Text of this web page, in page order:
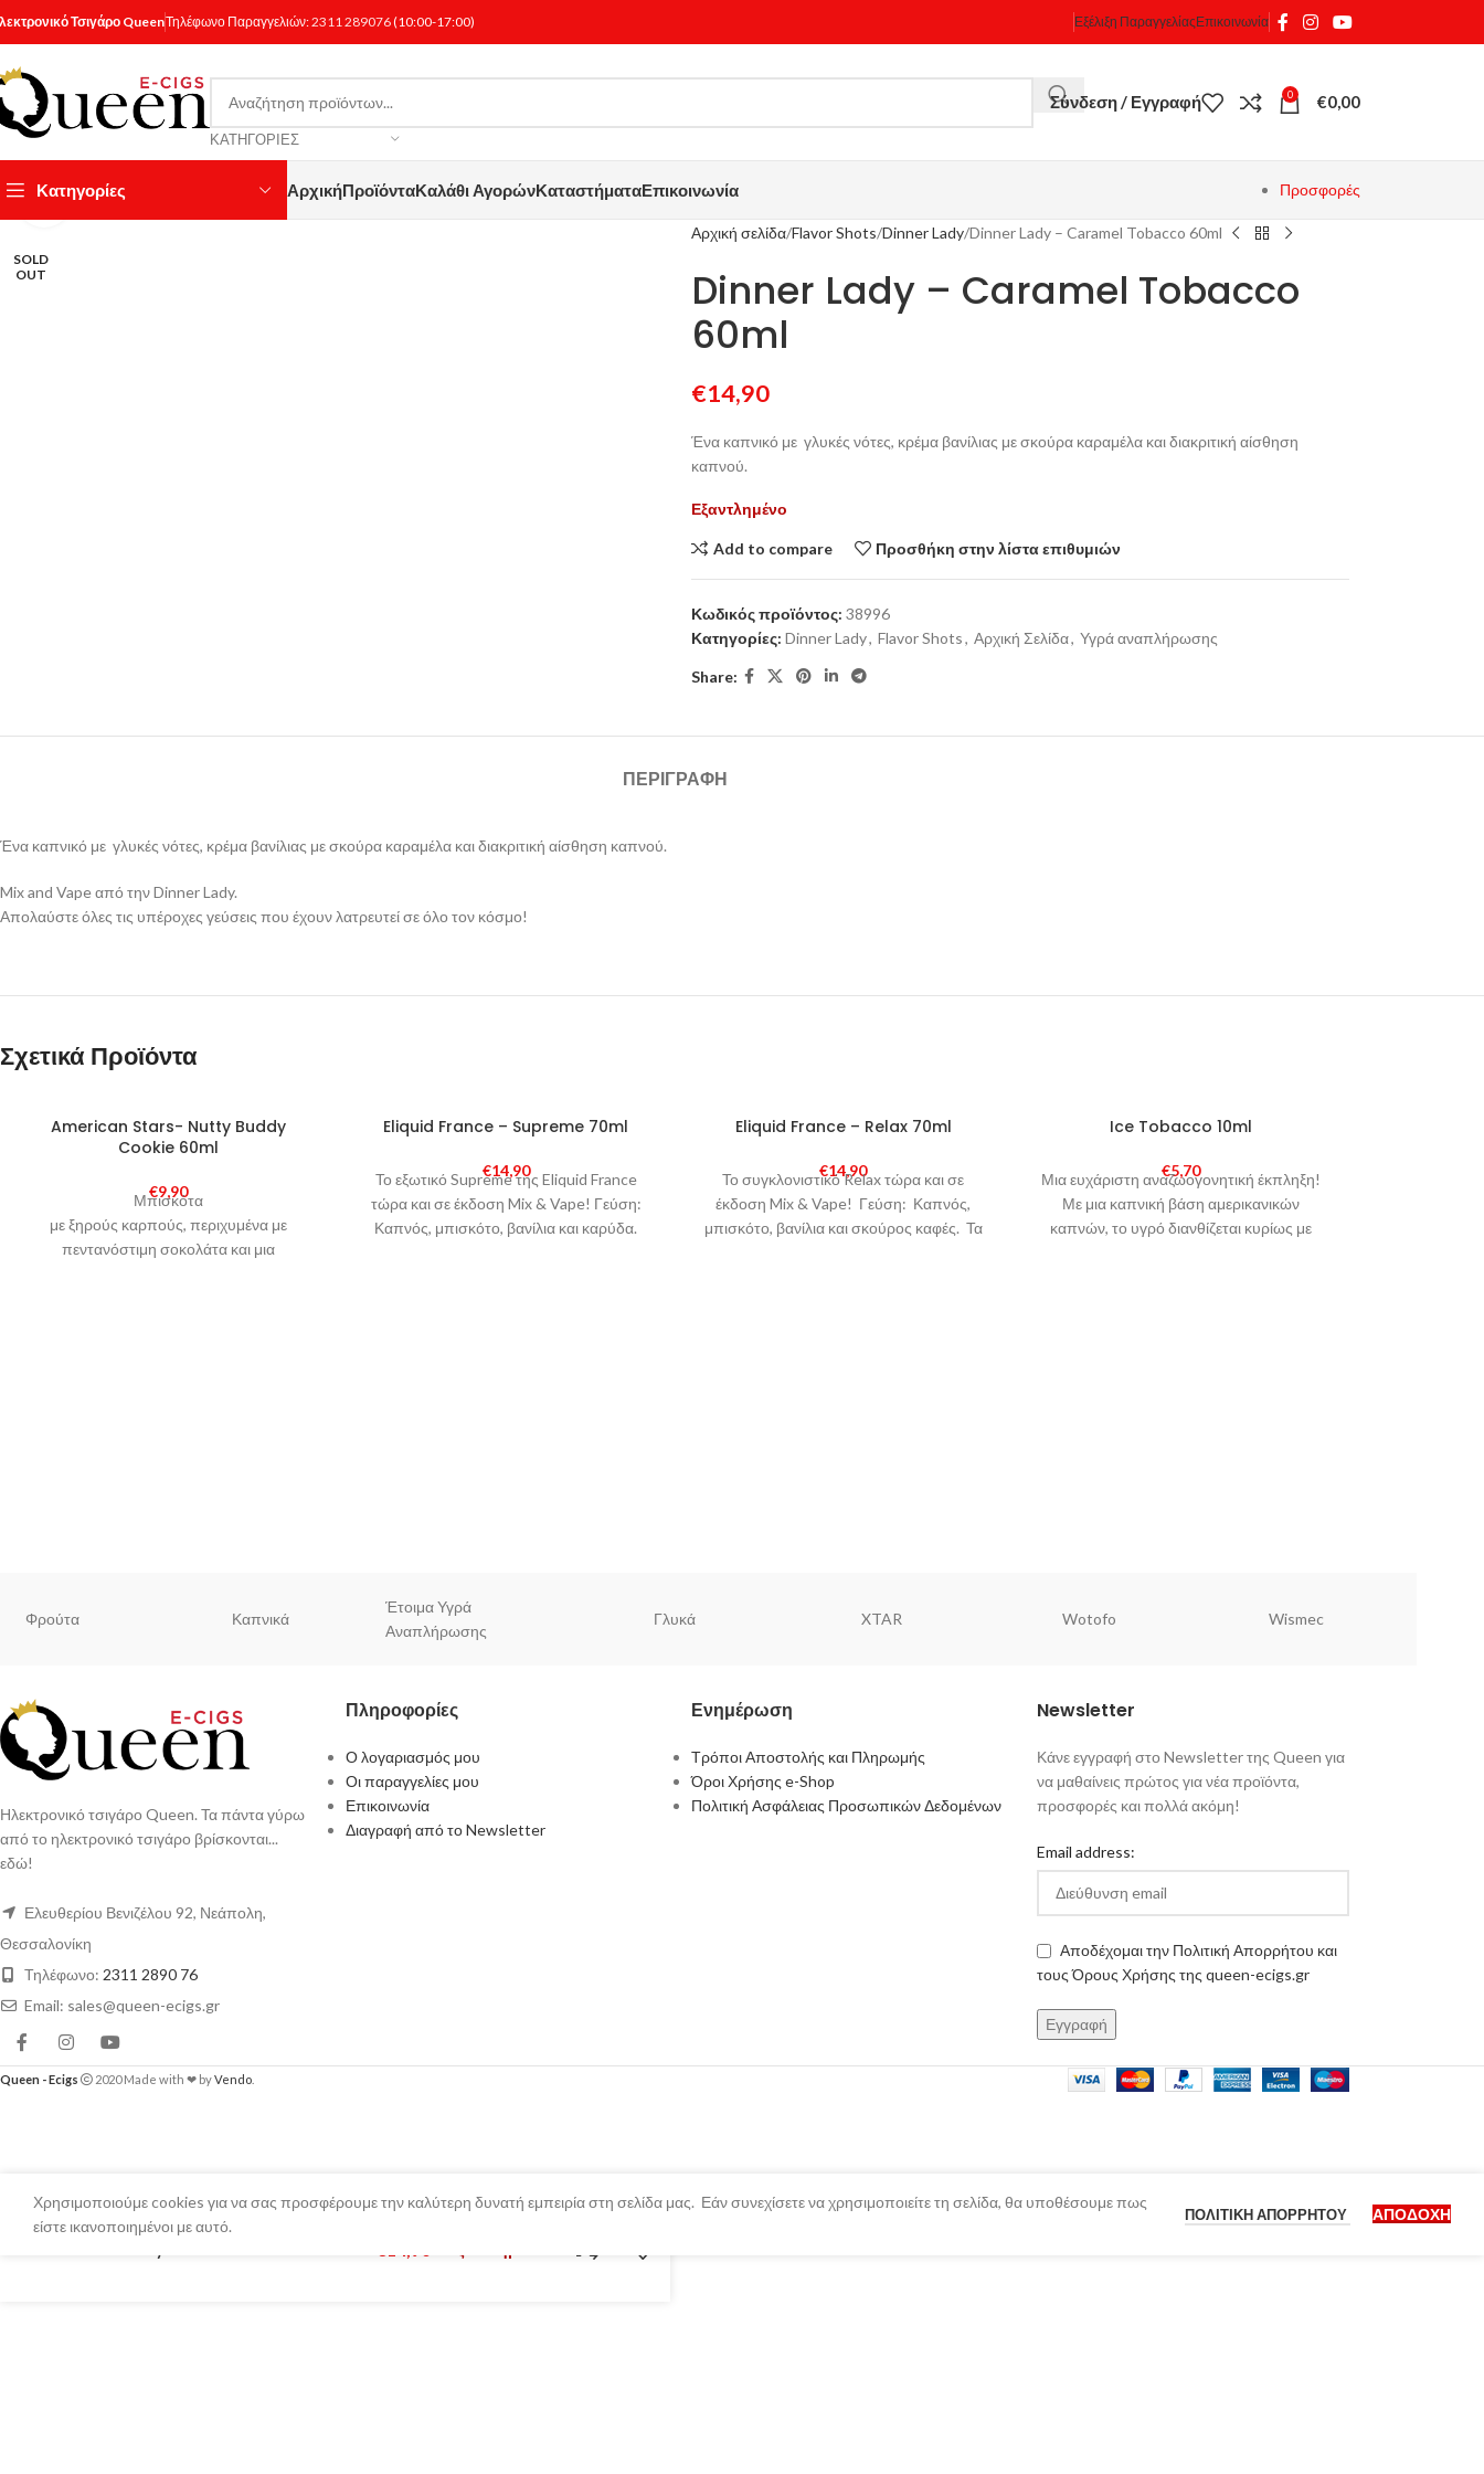
Τσιγάρο QueenΤηλέφωνο Παραγγελιών:2311 289076(10:00-17:00) Εξέλιξη ΠαραγγελίαςΕπικοινωνία
ΚΑΤΗΓΟΡΊΕΣ
Σύνδεση / Εγγραφή 0 €0,00
Κατηγορίες ΑρχικήΠροϊόνταΚαλάθι ΑγορώνΚαταστήματαΕπικοινωνία Προσφορές
SOLD
OUT
Κάντε κλικ για μεγέθυνση
Αρχική σελίδα Flavor Shots Dinner Lady Dinner Lady – Caramel Tobacco 60ml
Dinner Lady – Caramel Tobacco
60ml
€14,90
Ένα καπνικό με γλυκές νότες, κρέμα βανίλιας με σκούρα καραμέλα και διακριτική αίσθηση
καπνού.
Εξαντλημένο
Add to compare Προσθήκη στην λίστα επιθυμιών
Κωδικός προϊόντος: 38996
Κατηγορίες: Dinner Lady, Flavor Shots, Αρχική Σελίδα, Υγρά αναπλήρωσης
Share:
ΠΕΡΙΓΡΑΦΉ
Ένα καπνικό με γλυκές νότες, κρέμα βανίλιας με σκούρα καραμέλα και διακριτική αίσθηση καπνού.
Mix and Vape από την Dinner Lady.
Απολαύστε όλες τις υπέροχες γεύσεις που έχουν λατρευτεί σε όλο τον κόσμο!
Σχετικά Προϊόντα
SOLDAmerican Stars- Nutty Buddy
Cookie 60ml
€9,90
Μπισκότα
με ξηρούς καρπούς, περιχυμένα με
πεντανόστιμη σοκολάτα και μια
Eliquid France – Supreme 70ml
€14,90
Το εξωτικό Supreme της Eliquid France
τώρα και σε έκδοση Mix & Vape! Γεύση:
Καπνός, μπισκότο, βανίλια και καρύδα.
Eliquid France – Relax 70ml
€14,90
Το συγκλονιστικό Relax τώρα και σε
έκδοση Mix & Vape! Γεύση: Καπνός,
μπισκότο, βανίλια και σκούρος καφές. Τα
Ice Tobacco 10ml
€5,70
Μια ευχάριστη αναζωογονητική έκπληξη!
Με μια καπνική βάση αμερικανικών
καπνών, το υγρό διανθίζεται κυρίως με
Φρούτα Καπνικά
Έτοιμα Υγρά
Αναπλήρωσης
Γλυκά XTAR Wotofo Wismec
Ηλεκτρονικό τσιγάρο Queen. Τα πάντα γύρω
από το ηλεκτρονικό τσιγάρο βρίσκονται...
εδώ!
Ελευθερίου Βενιζέλου 92, Νεάπολη,
Θεσσαλονίκη
Τηλέφωνο: 2311 2890 76
Email: sales@queen-ecigs.gr
Πληροφορίες
Ο λογαριασμός μου
Οι παραγγελίες μου
Επικοινωνία
Διαγραφή από το Newsletter
Ενημέρωση
Τρόποι Αποστολής και Πληρωμής
Όροι Χρήσης e-Shop
Πολιτική Ασφάλειας Προσωπικών Δεδομένων
Newsletter
Κάνε εγγραφή στο Newsletter της Queen για
να μαθαίνεις πρώτος για νέα προϊόντα,
προσφορές και πολλά ακόμη!
Email address:
Αποδέχομαι την Πολιτική Απορρήτου και
τους Όρους Χρήσης της queen-ecigs.gr
Queen - Ecigs 2020 Made with ❤ byVendo
Χρησιμοποιούμε cookies για να σας προσφέρουμε την καλύτερη δυνατή εμπειρία στη σελίδα μας. Εάν συνεχίσετε να χρησιμοποιείτε τη σελίδα, θα υποθέσουμε πως
είστε ικανοποιημένοι με αυτό.
ΠΟΛΙΤΙΚΉ ΑΠΟΡΡΉΤΟΥ ΑΠΟΔΟΧΉ